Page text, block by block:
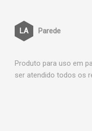
Parede
Produto para uso em
ser atendido todos os